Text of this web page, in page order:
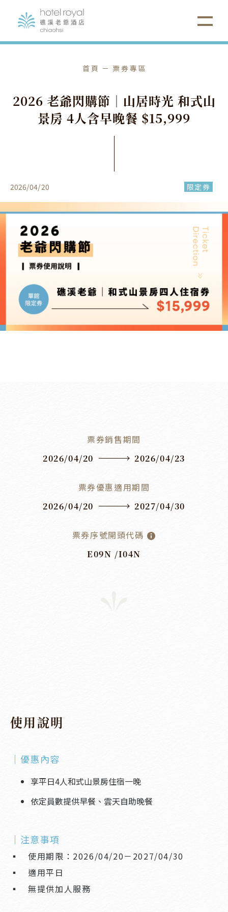
首頁 票券專區
2026 老爺閃購節 ｜ 山居時光 和式山
景房 4人含早晚餐 $15,999
2026/04/20 限定券
票券銷售期間
2026/04/20 2026/04/23
票券優惠適用期間
2026/04/20 2027/04/30
票券序號開頭代碼
E09N /I04N
使用說明
｜優惠內容
享平日4人和式山景房住宿一晚
依定員數提供早餐、雲天自助晚餐
｜注意事項
▪︎ 使用期限：2026/04/20－2027/04/30
▪︎ 適用平日
▪︎ 無提供加人服務